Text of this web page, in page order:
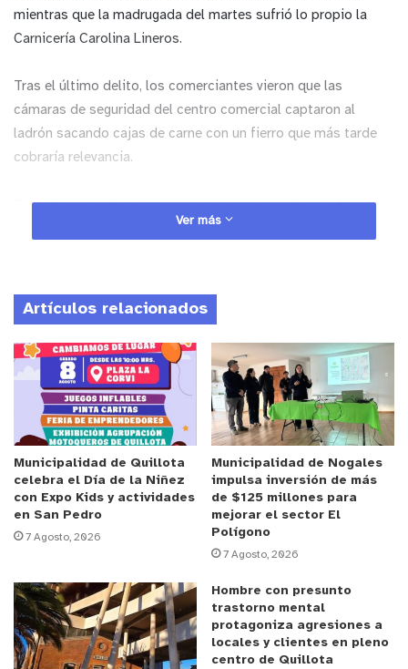
mientras que la madrugada del martes sufrió lo propio la
Carnicería Carolina Lineros.
Tras el último delito, los comerciantes vieron que las
cámaras de seguridad del centro comercial captaron al
ladrón sacando cajas de carne con un fierro que más tarde
cobraría relevancia.
Del mismo modo notaron con sorpresa que durante la
madrugada, el presunto ladrón salía desde la farmacia
farmacia.
La situación fue denunciada a la PDI, cuyos detectives
detuvieron a dos personas, una de ellas el sujeto visto por
las cámaras como el autor material de los robos y al dueño
de la farmacia como encubridor de los hechos, además de
encontrar el fierro usado para el robo al interior de la
farmacia.
Ambos pasaron a control de detención siendo formalizados,
uno por robo en lugar no habitado y el otro como encubridor
de robo en lugar no habitado consumado.
De esta forma, el dueño de la farmacia quedó con la medida
cautelar de firma mensual y arraigo nacional, en tanto el otro
sujeto quedó en prisión preventiva ya que tenía causas
Ver más
Artículos relacionados
Municipalidad de Quillota
celebra el Día de la Niñez
con Expo Kids y actividades
en San Pedro
7 Agosto, 2026
Municipalidad de Nogales
impulsa inversión de más
de $125 millones para
mejorar el sector El
Polígono
7 Agosto, 2026
Hombre con presunto
trastorno mental
protagoniza agresiones a
locales y clientes en pleno
centro de Quillota